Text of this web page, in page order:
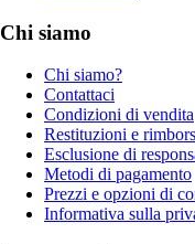
Chi siamo
Chi siamo?
Contattaci
Condizioni di vendita
Restituzioni e
Esclusione di
Metodi di pagamento
Prezzi e opzioni di
Informativa sulla